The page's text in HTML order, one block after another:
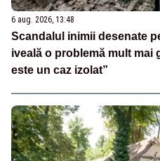
6 aug. 2026, 13:48
Scandalul inimii desenate
iveală o problemă mult mai
este un caz izolat”